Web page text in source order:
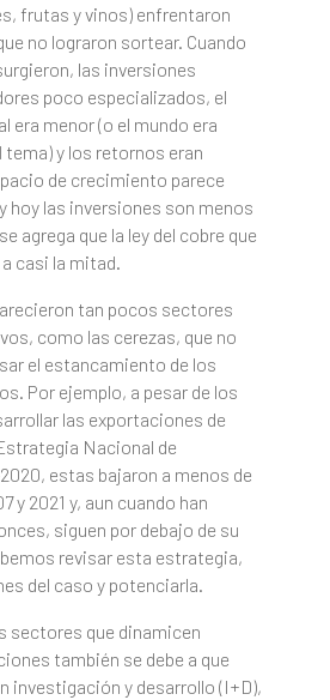
frutas y vinos) enfrentaron
no lograron sortear. Cuando
las inversiones
poco especializados, el
era menor (o el mundo era
tema) y los retornos eran
de crecimiento parece
hoy las inversiones son menos
agrega que la ley del cobre que
casi la mitad.
tan pocos sectores
como las cerezas, que no
el estancamiento de los
Por ejemplo, a pesar de los
las exportaciones de
Nacional de
estas bajaron a menos de
y 2021 y, aun cuando han
siguen por debajo de su
revisar esta estrategia,
del caso y potenciarla.
sectores que dinamicen
también se debe a que
investigación y desarrollo (I+D),